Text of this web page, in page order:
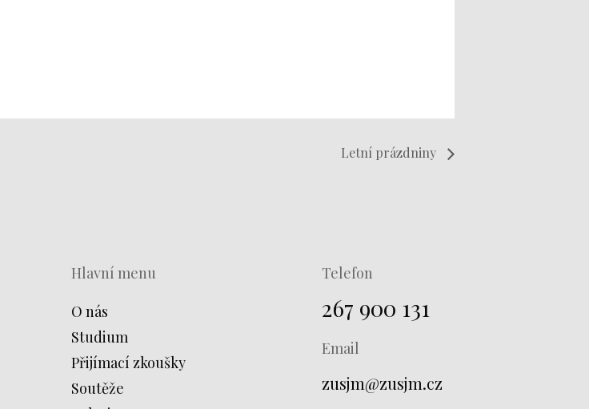
Letní prázdniny
Hlavní menu
O nás
Studium
Přijímací zkoušky
Soutěže
Telefon
267 900 131
Email
zusjm@zusjm.cz